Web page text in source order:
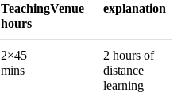
Teaching
hours
Venue explanation
2×45
mins
2 hours of
distance
learning